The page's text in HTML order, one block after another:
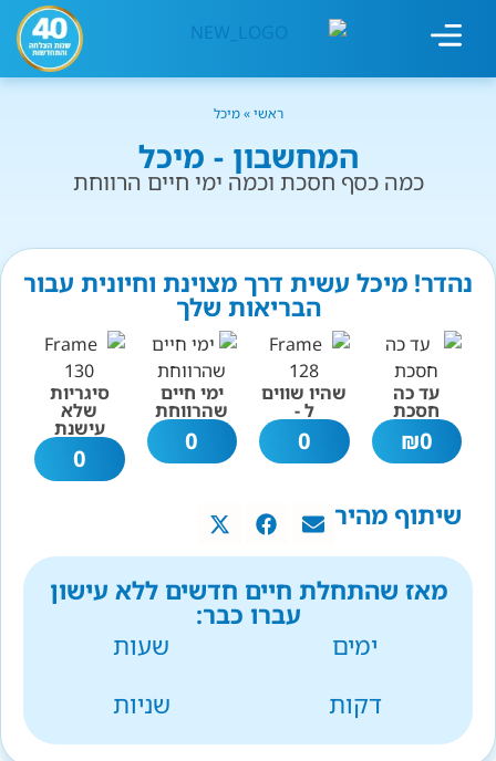
ראשי»מיכל
המחשבון - מיכל
כמה כסף חסכת וכמה ימי חיים הרווחת
נהדר! מיכל עשית דרך מצוינת וחיונית עבור
הבריאות שלך
עד כה
חסכת
0
₪
שהיו שווים
ל -
0
ימי חיים
שהרווחת
0
סיגריות
שלא
עישנת
0
שיתוף מהיר
מאז שהתחלת חיים חדשים ללא עישון
עברו כבר:
ימים
שעות
דקות
שניות